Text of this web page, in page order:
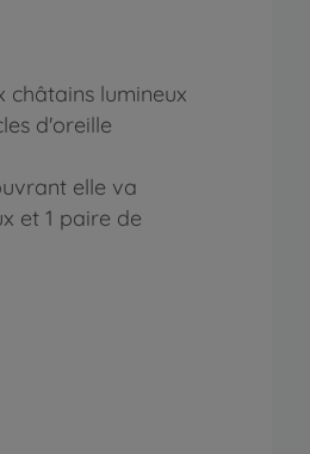
châtains lumineux
d'oreille
elle va
et 1 paire de